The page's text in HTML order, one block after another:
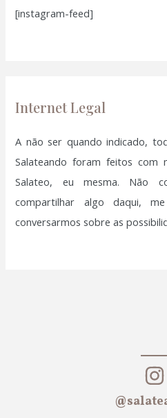
s
r
[instagram-feed]
Internet Legal
A não ser quando indicado,
Salateando foram feitos com
Salateo, eu mesma. Não
compartilhar algo daqui,
conversarmos sobre as